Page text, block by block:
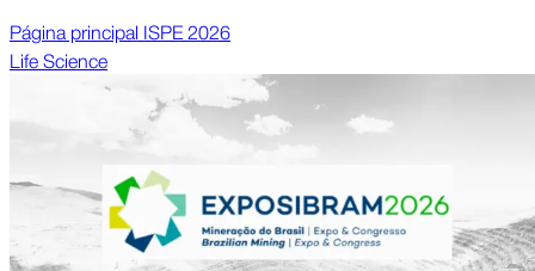
Página prin­ci­pal ISPE 2026
Life Science